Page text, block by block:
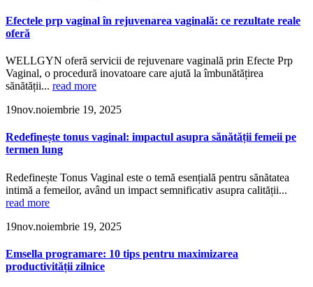
Efectele prp vaginal în rejuvenarea vaginală: ce rezultate reale
oferă
WELLGYN oferă servicii de rejuvenare vaginală prin Efecte Prp
Vaginal, o procedură inovatoare care ajută la îmbunătățirea
sănătății... read more
19nov.noiembrie 19, 2025
Redefinește tonus vaginal: impactul asupra sănătății femeii pe
termen lung
Redefinește Tonus Vaginal este o temă esențială pentru sănătatea
intimă a femeilor, având un impact semnificativ asupra calității...
read more
19nov.noiembrie 19, 2025
Emsella programare: 10 tips pentru maximizarea
productivității zilnice